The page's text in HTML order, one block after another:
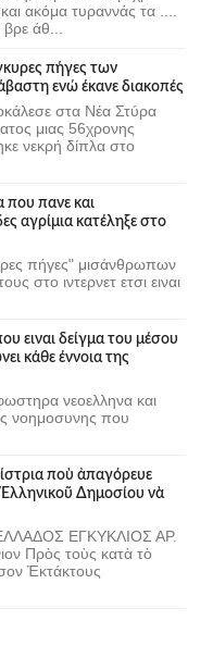
ακόμα τυραννάς τα ....
άθ...
πήγες των
ενώ έκανε διακοπές
στα Νέα Στύρα
μιας 56χρονης
νεκρή δίπλα στο
που πανε και
αγρίμια κατέληξε στο
πήγες" μισάνθρωπων
στο ιντερνετ ετσι ειναι
ειναι δείγμα του μέσου
κάθε έννοια της
νεοελληνα και
νοημοσυνης που
ποὺ ἀπαγόρευε
Δημοσίου νὰ
ΕΓΚΥΚΛΙΟΣ ΑΡ.
Πρὸς τοὺς κατὰ τὸ
Ἐκτάκτους